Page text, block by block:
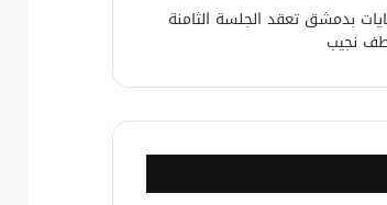
بدمشق تعقد الجلسة الثامنة
نجيب